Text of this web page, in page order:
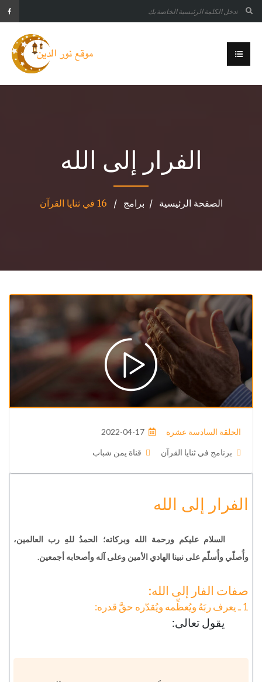
الفرار إلى الله
الصفحة الرئيسية برامج 16 في ثنايا القرآن
الحلقة السادسة عشرة 2022-04-17
برنامج في ثنايا القرآن قناة يمن شباب
الفرار إلى الله
السلام عليكم ورحمة الله وبركاته؛ الحمدُ للهِ رب العالمين،
وأُصلّي وأُسلّم على نبينا الهادي الأمين وعلى آله وأصحابه أجمعين.
صفات الفار إلى الله:
1 ـ يعرف ربَهُ ويُعظِّمه ويُقدّره حقَّ قدره:
يقول تعالى: